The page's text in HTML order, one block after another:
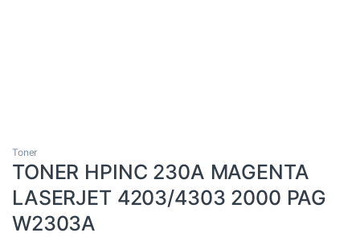
Toner
TONER HPINC 230A MAGENTA
LASERJET 4203/4303 2000 PAG
W2303A